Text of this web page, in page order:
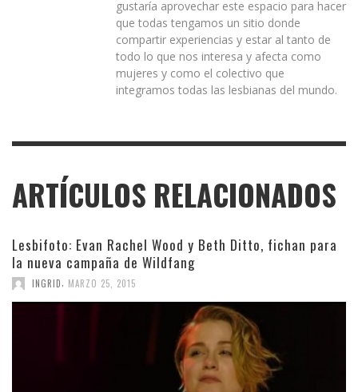
gustaría aprovechar este espacio para hacer
que todas tengamos un sitio donde
compartir experiencias y estar al tanto de
todo lo que nos interesa y afecta como
mujeres y como el colectivo que
integramos todas las lesbianas del mundo.
ARTÍCULOS RELACIONADOS
Lesbifoto: Evan Rachel Wood y Beth Ditto, fichan para
la nueva campaña de Wildfang
INGRID, MARZO 25, 2015